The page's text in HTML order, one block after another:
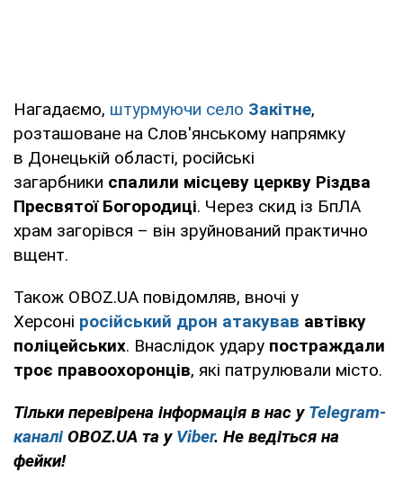
Нагадаємо, штурмуючи село Закітне,
розташоване на Слов'янському напрямку
в Донецькій області, російські
загарбники спалили місцеву церкву Різдва
Пресвятої Богородиці. Через скид із БпЛА
храм загорівся – він зруйнований практично
вщент.
Також OBOZ.UA повідомляв, вночі у
Херсоні російський дрон атакував автівку
поліцейських. Внаслідок удару постраждали
троє правоохоронців, які патрулювали місто.
Тільки перевірена інформація в нас у Telegram-
каналі OBOZ.UA та у Viber. Не ведіться на
фейки!